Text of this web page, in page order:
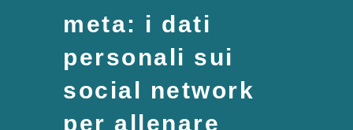
meta: i dati
personali sui
social network
per allenare